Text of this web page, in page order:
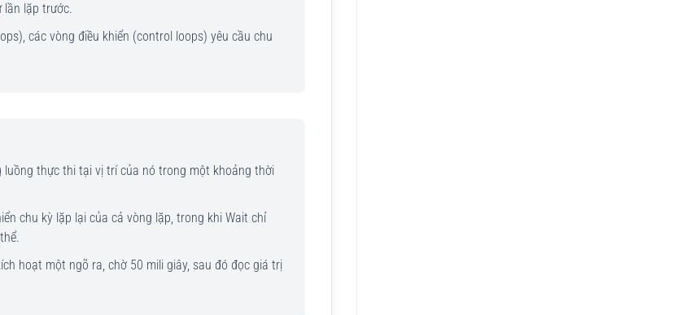
lần lặp trước.
các vòng điều khiển (control loops) yêu cầu chu
thực thi tại vị trí của nó trong một khoảng thời
chu kỳ lặp lại của cả vòng lặp, trong khi Wait chỉ
hoạt một ngõ ra, chờ 50 mili giây, sau đó đọc giá trị